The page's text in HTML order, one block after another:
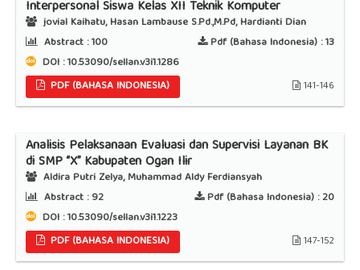
Interpersonal Siswa Kelas XII Teknik Komputer
jovial Kaihatu, Hasan Lambause S.Pd.,M.Pd, Hardianti Dian
Abstract :100 Pdf (Bahasa Indonesia) :13
DOI : 10.53090/sellan.v3i1.1286
PDF (BAHASA INDONESIA)
141-146
Analisis Pelaksanaan Evaluasi dan Supervisi Layanan BK
di SMP “X” Kabupaten Ogan Ilir
Aldira Putri Zelya, Muhammad Aldy Ferdiansyah
Abstract :92 Pdf (Bahasa Indonesia) :20
DOI : 10.53090/sellan.v3i1.1223
PDF (BAHASA INDONESIA)
147-152